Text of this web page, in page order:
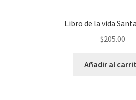
Libro de la vida
$205.00
Añadir al